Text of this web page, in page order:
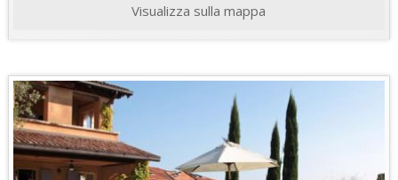
Visualizza sulla mappa